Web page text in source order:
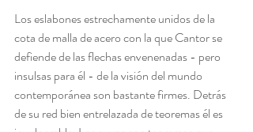
Los eslabones estrechamente unidos de la
cota de malla de acero con la que Cantor se
defiende de las flechas envenenadas - pero
insulsas para él - de la visión del mundo
contemporánea son bastante firmes. Detrás
de su red bien entrelazada de teoremas él es